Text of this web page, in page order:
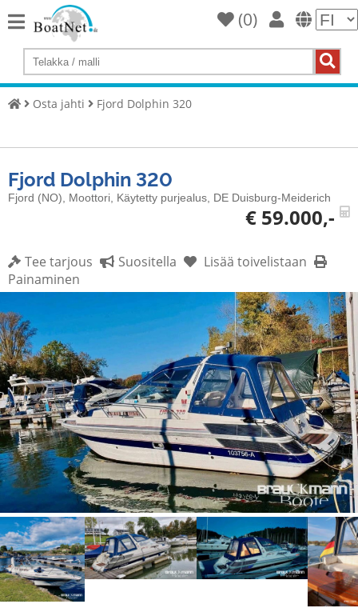
Home
Osta
Kaupallinen
myyjä
Huutokaupat
Palvelu
Vene
laitteet
Rahoitus
Varastetut
veneet
Näyttelykalenteri
Asiantuntijat
Purjehdus-
ja
(0)
Osta jahti Fjord Dolphin 320
Fjord Dolphin 320
Fjord (NO), Moottori, Käytetty purjealus, DE Duisburg-Meiderich
€ 59.000,-
Tee tarjous Suositella
Lisää toivelistaan
Painaminen